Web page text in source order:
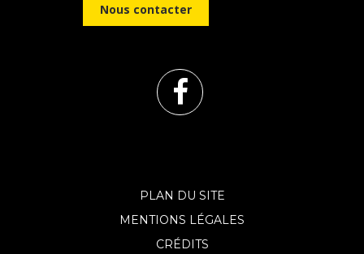
Nous contacter
Lien
le
compte
PLAN DU SITE
MENTIONS LÉGALES
CRÉDITS